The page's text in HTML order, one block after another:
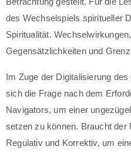
des Wechselspiels spiritueller
Spiritualität.
Gegensätzlichkeiten und
Im Zuge der Digitalisierung
sich die Frage nach dem
Navigators, um einer
setzen zu können. Braucht der
Regulativ und Korrektiv, um